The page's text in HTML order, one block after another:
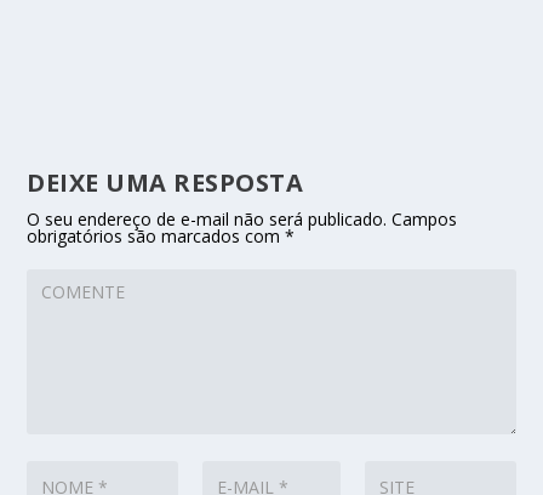
DEIXE UMA RESPOSTA
O seu endereço de e-mail não será publicado. Campos
obrigatórios são marcados com*